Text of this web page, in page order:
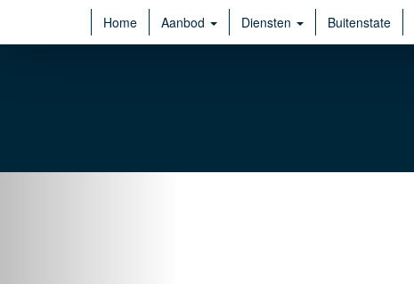
Home Aanbod Diensten Buitenstate